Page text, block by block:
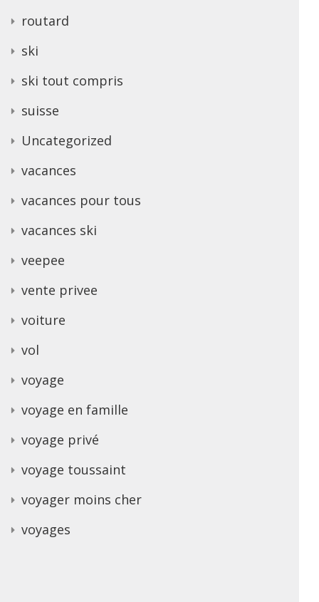
routard
ski
ski tout compris
suisse
Uncategorized
vacances
vacances pour tous
vacances ski
veepee
vente privee
voiture
vol
voyage
voyage en famille
voyage privé
voyage toussaint
voyager moins cher
voyages